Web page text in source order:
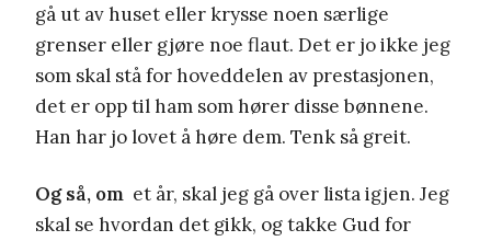
gå ut av huset eller krysse noen særlige
grenser eller gjøre noe flaut. Det er jo ikke jeg
som skal stå for hoveddelen av prestasjonen,
det er opp til ham som hører disse bønnene.
Han har jo lovet å høre dem. Tenk så greit.
Og så, om et år, skal jeg gå over lista igjen. Jeg
skal se hvordan det gikk, og takke Gud for